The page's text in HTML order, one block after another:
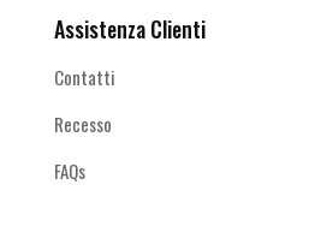
Assistenza Clienti
Contatti
Recesso
FAQs